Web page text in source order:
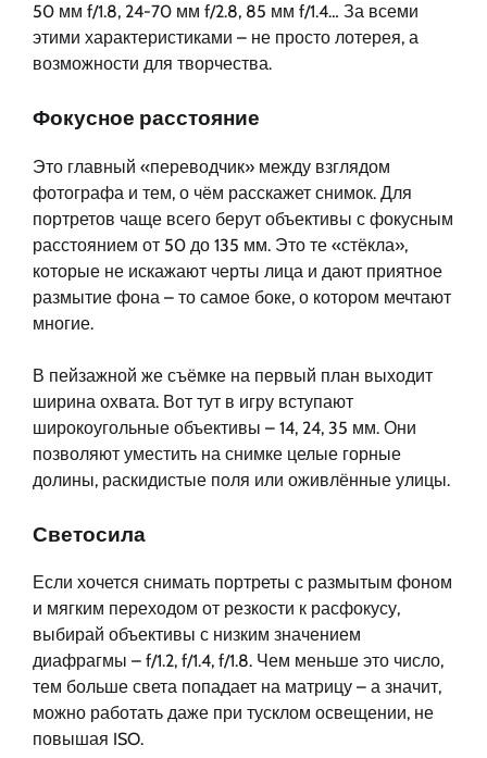
50 мм f/1.8, 24-70 мм f/2.8, 85 мм f/1.4… За всеми
этими характеристиками – не просто лотерея, а
возможности для творчества.
Фокусное расстояние
Это главный «переводчик» между взглядом
фотографа и тем, о чём расскажет снимок. Для
портретов чаще всего берут объективы с фокусным
расстоянием от 50 до 135 мм. Это те «стёкла»,
которые не искажают черты лица и дают приятное
размытие фона – то самое боке, о котором мечтают
многие.
В пейзажной же съёмке на первый план выходит
ширина охвата. Вот тут в игру вступают
широкоугольные объективы – 14, 24, 35 мм. Они
позволяют уместить на снимке целые горные
долины, раскидистые поля или оживлённые улицы.
Светосила
Если хочется снимать портреты с размытым фоном
и мягким переходом от резкости к расфокусу,
выбирай объективы с низким значением
диафрагмы – f/1.2, f/1.4, f/1.8. Чем меньше это число,
тем больше света попадает на матрицу – а значит,
можно работать даже при тусклом освещении, не
повышая ISO.